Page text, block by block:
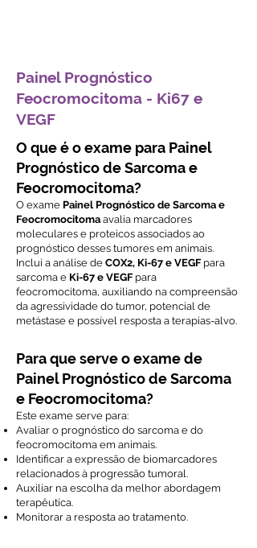
Painel Prognóstico
Feocromocitoma - Ki67 e
VEGF
O que é o exame para Painel
Prognóstico de Sarcoma e
Feocromocitoma?
O exame Painel Prognóstico de Sarcoma e
Feocromocitoma avalia marcadores
moleculares e proteicos associados ao
prognóstico desses tumores em animais.
Inclui a análise de COX2, Ki-67 e VEGFpara
sarcoma e Ki-67 e VEGFpara
feocromocitoma, auxiliando na compreensão
da agressividade do tumor, potencial de
metástase e possível resposta a terapias-alvo.
Para que serve o exame de
Painel Prognóstico de Sarcoma
e Feocromocitoma?
Este exame serve para:
Avaliar o prognóstico do sarcoma e do
feocromocitoma em animais.
Identificar a expressão de biomarcadores
relacionados à progressão tumoral.
Auxiliar na escolha da melhor abordagem
terapêutica.
Monitorar a resposta ao tratamento.